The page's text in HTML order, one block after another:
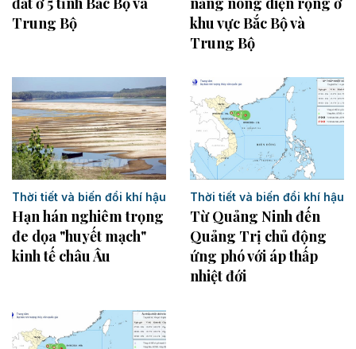
Trung Bộ
khu vực Bắc Bộ và
Trung Bộ
Thời tiết và biến đổi khí hậu
Hạn hán nghiêm trọng
đe dọa "huyết mạch"
kinh tế châu Âu
Thời tiết và biến đổi khí hậu
Từ Quảng Ninh đến
Quảng Trị chủ động
ứng phó với áp thấp
nhiệt đới